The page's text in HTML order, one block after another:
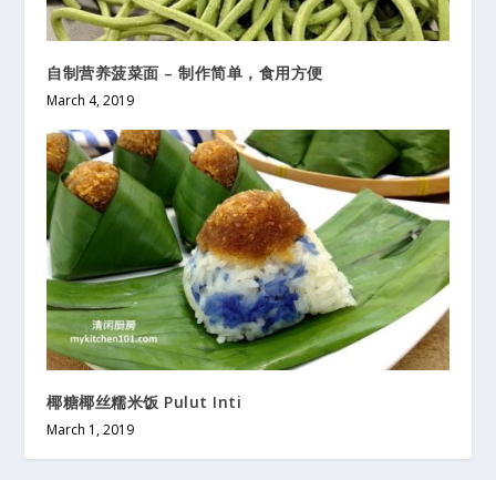
自制营养菠菜面 – 制作简单，食用方便
March 4, 2019
椰糖椰丝糯米饭 Pulut Inti
March 1, 2019